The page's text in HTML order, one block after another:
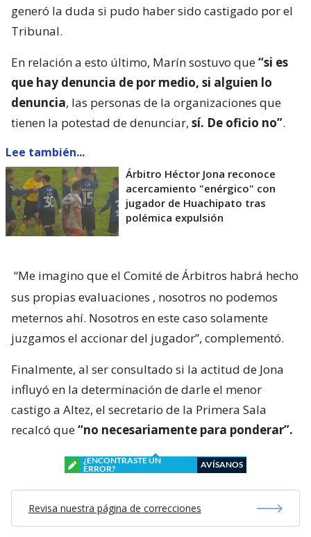
generó la duda si pudo haber sido castigado por el
Tribunal.
En relación a esto último, Marín sostuvo que“si es
que hay denuncia de por medio, si alguien lo
denuncia, las personas de la organizaciones que
tienen la potestad de denunciar, sí. De oficio no”.
Lee también...
Árbitro Héctor Jona reconoce
acercamiento "enérgico" con
jugador de Huachipato tras
polémica expulsión
“Me imagino que el Comité de Árbitros habrá hecho
sus propias evaluaciones , nosotros no podemos
meternos ahí. Nosotros en este caso solamente
juzgamos el accionar del jugador”, complementó.
Finalmente, al ser consultado si la actitud de Jona
influyó en la determinación de darle el menor
castigo a Altez, el secretario de la Primera Sala
recalcó que“no necesariamente para ponderar”.
¿ENCONTRASTE UN
ERROR?
AVÍSANOS
Revisa nuestra página de correcciones